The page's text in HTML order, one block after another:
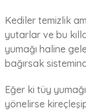
Kediler temizlik
yutarlar ve bu
yumağı haline
bağırsak
Eğer ki tüy
yönelirse